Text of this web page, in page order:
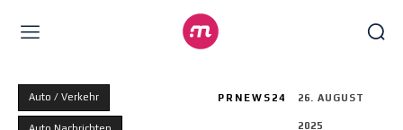
Auto / Verkehr PRNEWS24 26. AUGUST
2025